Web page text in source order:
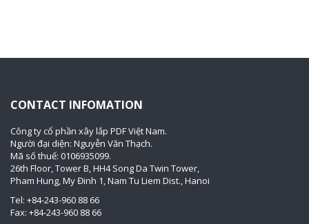
CONTACT INFOMATION
Công ty cổ phần xây lắp PDF Việt Nam.
Người đại diện: Nguyễn Văn Thạch.
Mã số thuế: 0106935099.
26th Floor, Tower B, HH4 Song Da Twin Tower,
Pham Hung, My Đinh 1, Nam Tu Liem Dist., Hanoi
Tel: +84-243-960 88 66
Fax: +84-243-960 88 66